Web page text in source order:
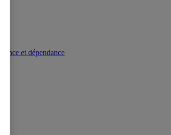
et dépendance